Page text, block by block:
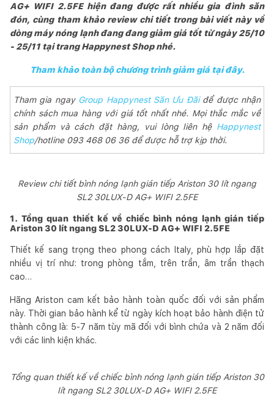
AG+ WIFI 2.5FE hiện đang được rất nhiều gia đình săn
đón, cùng tham khảo review chi tiết trong bài viết này về
dòng máy nóng lạnh đang đang giảm giá tốt từ ngày 25/10
- 25/11 tại trang Happynest Shop nhé.
Tham khảo toàn bộ chương trình giảm giá tại đây.
Tham gia ngay Group Happynest Săn Ưu Đãi để được nhận
chính sách mua hàng với giá tốt nhất nhé. Mọi thắc mắc về
sản phẩm và cách đặt hàng, vui lòng liên hệ Happynest
Shop/hotline 093 468 06 36 để được hỗ trợ kịp thời.
Review chi tiết bình nóng lạnh gián tiếp Ariston 30 lít ngang
SL2 30LUX-D AG+ WIFI 2.5FE
1. Tổng quan thiết kế về chiếc bình nóng lạnh gián tiếp
Ariston 30 lít ngang SL2 30LUX-D AG+ WIFI 2.5FE
Thiết kế sang trọng theo phong cách Italy, phù hợp lắp đặt
nhiều vị trí như: trong phòng tắm, trên trần, âm trần thạch
cao…
Hãng Ariston cam kết bảo hành toàn quốc đối với sản phẩm
này. Thời gian bảo hành kể từ ngày kích hoạt bảo hành điện tử
thành công là: 5-7 năm tùy mã đối với bình chứa và 2 năm đối
với các linh kiện khác.
Tổng quan thiết kế về chiếc bình nóng lạnh gián tiếp Ariston 30
lít ngang SL2 30LUX-D AG+ WIFI 2.5FE